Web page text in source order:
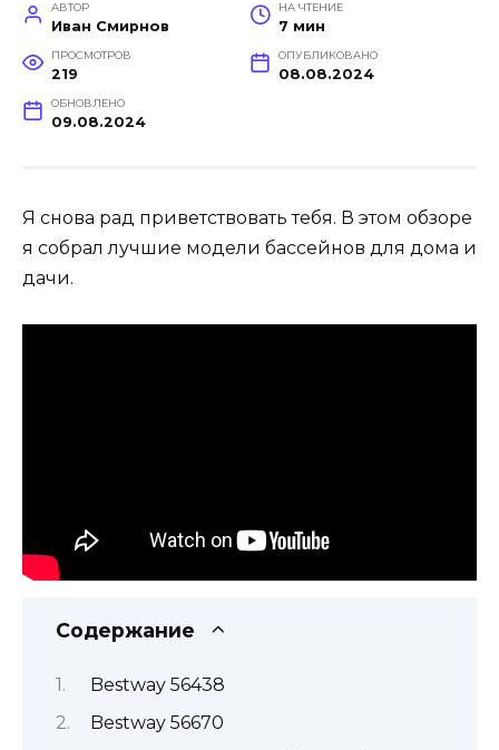
АВТОР
Иван Смирнов
НА ЧТЕНИЕ
7 мин
ПРОСМОТРОВ
219
ОПУБЛИКОВАНО
08.08.2024
ОБНОВЛЕНО
09.08.2024
Я снова рад приветствовать тебя. В этом обзоре
я собрал лучшие модели бассейнов для дома и
дачи.
Содержание
Bestway 56438
Bestway 56670